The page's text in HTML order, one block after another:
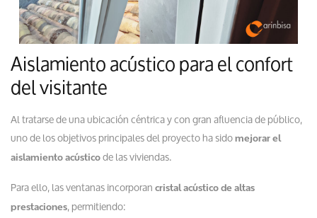
Aislamiento acústico para el confort
del visitante
Al tratarse de una ubicación céntrica y con gran afluencia de público,
uno de los objetivos principales del proyecto ha sidomejorar el
aislamiento acústicode las viviendas.
Para ello, las ventanas incorporan cristal acústico de altas
prestaciones, permitiendo: